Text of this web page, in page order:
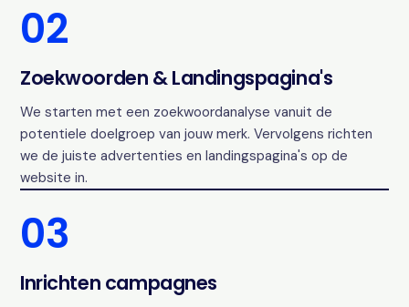
02
Zoekwoorden & Landingspagina's
We starten met een zoekwoordanalyse vanuit de
potentiele doelgroep van jouw merk. Vervolgens richten
we de juiste advertenties en landingspagina's op de
website in.
03
Inrichten campagnes